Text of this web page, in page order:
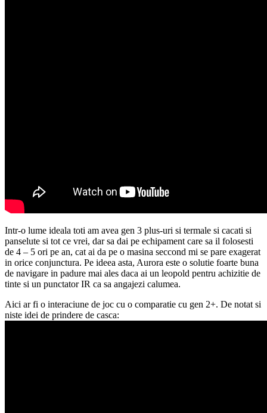
Intr-o lume ideala toti am avea gen 3 plus-uri si termale si cacati si
panselute si tot ce vrei, dar sa dai pe echipament care sa il folosesti
de 4 – 5 ori pe an, cat ai da pe o masina seccond mi se pare exagerat
in orice conjunctura. Pe ideea asta, Aurora este o solutie foarte buna
de navigare in padure mai ales daca ai un leopold pentru achizitie de
tinte si un punctator IR ca sa angajezi calumea.
Aici ar fi o interaciune de joc cu o comparatie cu gen 2+. De notat si
niste idei de prindere de casca: